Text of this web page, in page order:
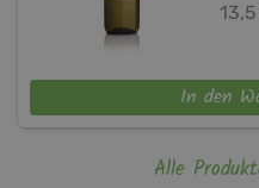
In den
Alle